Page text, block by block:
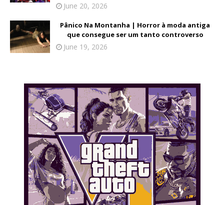
June 20, 2026
Pânico Na Montanha | Horror à moda antiga
que consegue ser um tanto controverso
June 19, 2026